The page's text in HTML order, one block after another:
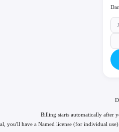
Billing starts automatically after
you'll have a Named license (for individual